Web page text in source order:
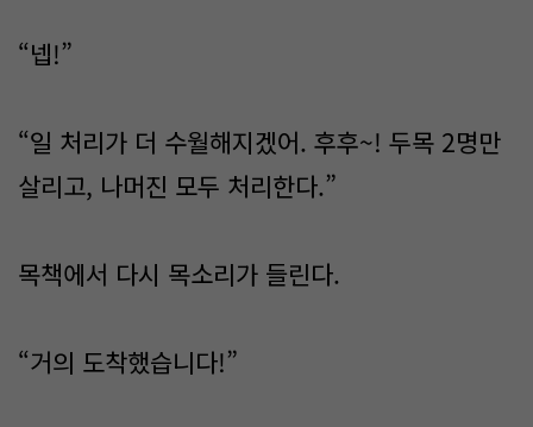
“넵!”
“일 처리가 더 수월해지겠어. 후후~! 두목 2명만
살리고, 나머진 모두 처리한다.”
목책에서 다시 목소리가 들린다.
“거의 도착했습니다!”